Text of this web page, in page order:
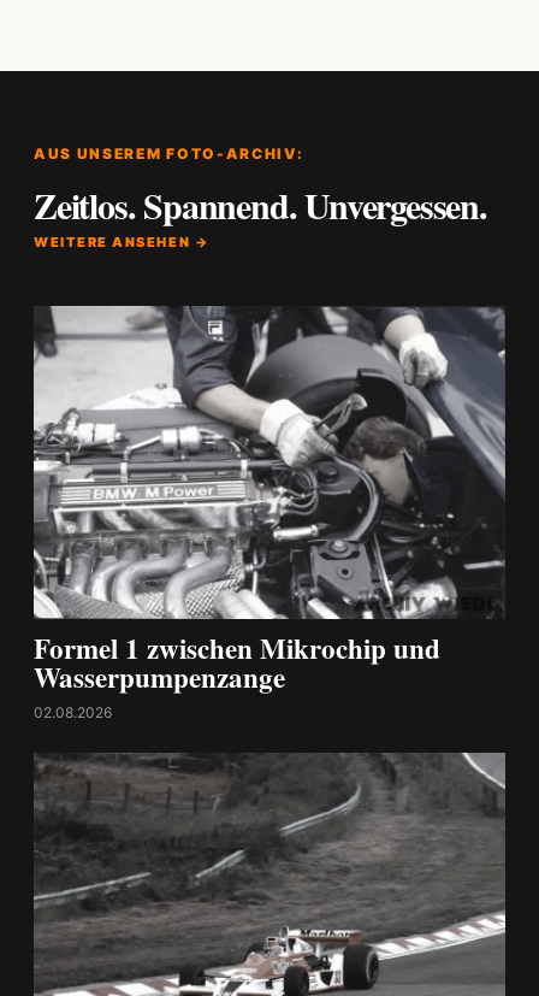
AUS UNSEREM FOTO-ARCHIV:
Zeitlos. Spannend. Unvergessen.
WEITERE ANSEHEN →
Formel 1 zwischen Mikrochip und
Wasserpumpenzange
02.08.2026